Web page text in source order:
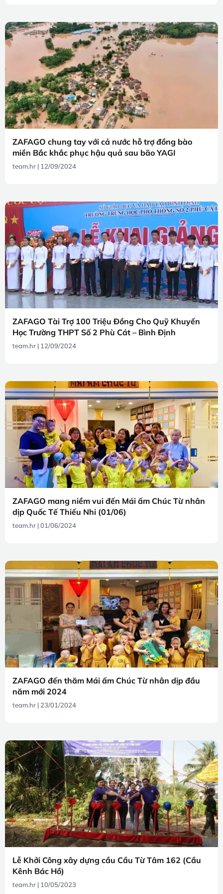
ZAFAGO chung tay với cả nước hỗ trợ đồng bào
miền Bắc khắc phục hậu quả sau bão YAGI
team.hr 12/09/2024
ZAFAGO Tài Trợ 100 Triệu Đồng Cho Quỹ Khuyến
Học Trường THPT Số 2 Phù Cát – Bình Định
team.hr 12/09/2024
ZAFAGO mang niềm vui đến Mái ấm Chúc Từ nhân
dịp Quốc Tế Thiếu Nhi (01/06)
team.hr 01/06/2024
ZAFAGO đến thăm Mái ấm Chúc Từ nhân dịp đầu
năm mới 2024
team.hr 23/01/2024
Lễ Khởi Công xây dựng cầu Cầu Từ Tâm 162 (Cầu
Kênh Bác Hồ)
team.hr 10/05/2023